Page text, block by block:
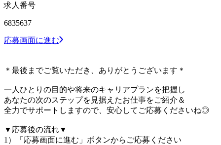
求人番号
6835637
応募画面に進む
＊最後までご覧いただき、ありがとうございます＊
一人ひとりの目的や将来のキャリアプランを把握し
あなたの次のステップを見据えたお仕事をご紹介＆
全力でサポートしますので、安心してご応募くださいね◎
▼応募後の流れ▼
1）「応募画面に進む」ボタンからご応募ください